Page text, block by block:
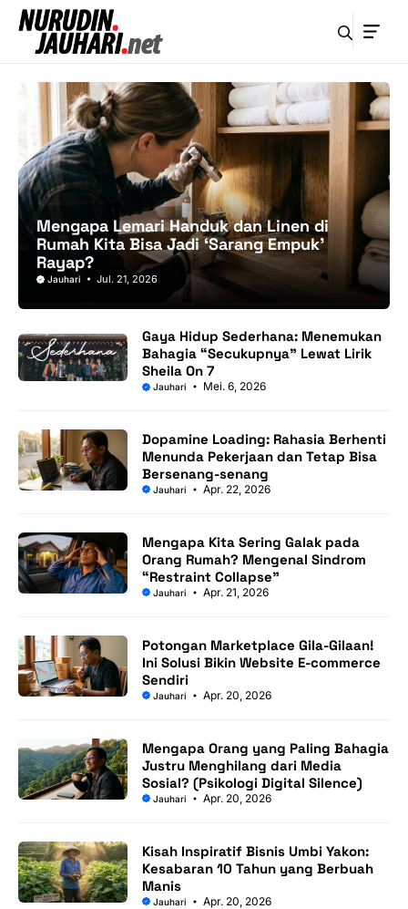
Langsung
Mengapa Lemari Handuk dan Linen di
Rumah Kita Bisa Jadi ‘Sarang Empuk’
Rayap?
Jauhari Jul. 21, 2026
Gaya Hidup Sederhana: Menemukan
Bahagia “Secukupnya” Lewat Lirik
Sheila On 7
Jauhari Mei. 6, 2026
Dopamine Loading: Rahasia Berhenti
Menunda Pekerjaan dan Tetap Bisa
Bersenang-senang
Jauhari Apr. 22, 2026
Mengapa Kita Sering Galak pada
Orang Rumah? Mengenal Sindrom
“Restraint Collapse”
Jauhari Apr. 21, 2026
Potongan Marketplace Gila-Gilaan!
Ini Solusi Bikin Website E-commerce
Sendiri
Jauhari Apr. 20, 2026
Mengapa Orang yang Paling Bahagia
Justru Menghilang dari Media
Sosial? (Psikologi Digital Silence)
Jauhari Apr. 20, 2026
Kisah Inspiratif Bisnis Umbi Yakon:
Kesabaran 10 Tahun yang Berbuah
Manis
Jauhari Apr. 20, 2026